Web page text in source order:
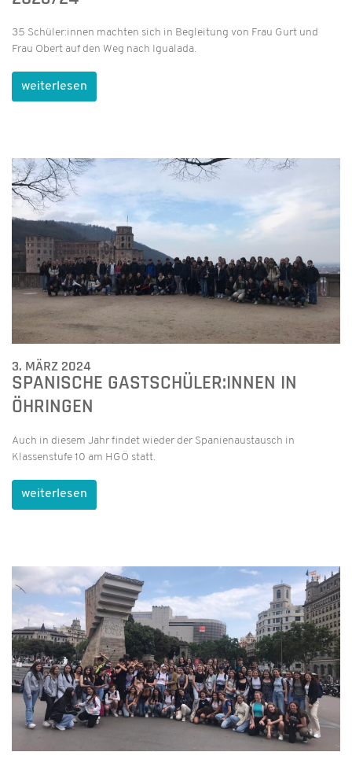
35 Schüler:innen machten sich in Begleitung von Frau Gurt und
Frau Obert auf den Weg nach Igualada.
weiterlesen
3. MÄRZ 2024
SPANISCHE GASTSCHÜLER:INNEN IN
ÖHRINGEN
Auch in diesem Jahr findet wieder der Spanienaustausch in
Klassenstufe 10 am HGÖ statt.
weiterlesen